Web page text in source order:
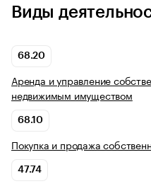
Виды
68.20
Аренда и управление
недвижимым имуществом
68.10
Покупка и продажа
47.74